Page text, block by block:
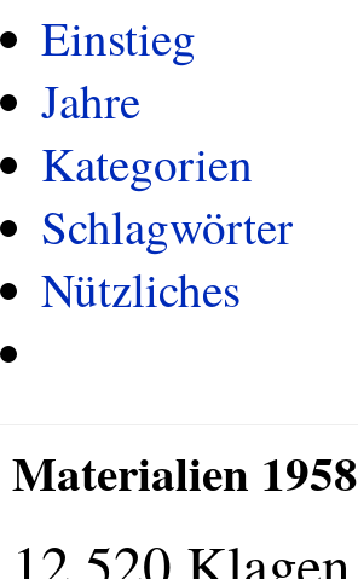
Einstieg
Jahre
Kategorien
Schlagwörter
Nützliches
Materialien 1958